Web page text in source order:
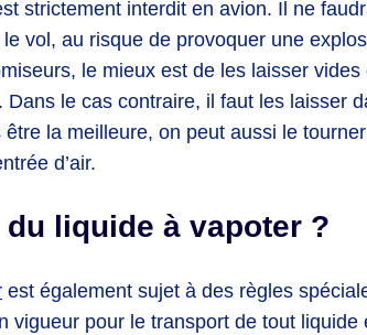
strictement interdit en avion. Il ne
vol, au risque de provoquer une
le mieux est de les laisser vides
Dans le cas contraire, il faut les laisser
la meilleure, on peut aussi le
d’air.
du liquide à vapoter ?
est également sujet à des règles
vigueur pour le transport de tout